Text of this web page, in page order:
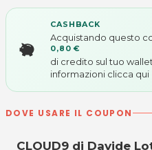
CASHBACK
Acquistando questo
0,80 €
di credito sul tuo
informazioni clicca qui
DOVE USARE IL COUPON
CLOUD9 di Davide